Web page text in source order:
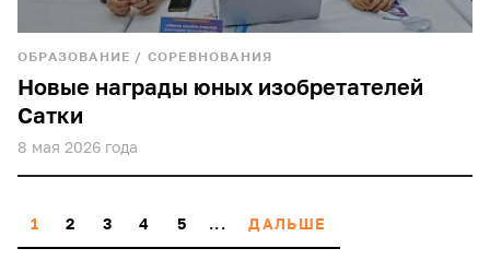
ОБРАЗОВАНИЕ / СОРЕВНОВАНИЯ
Новые награды юных изобретателей
Сатки
8 мая 2026 года
1 2 3 4 5 ... ДАЛЬШЕ